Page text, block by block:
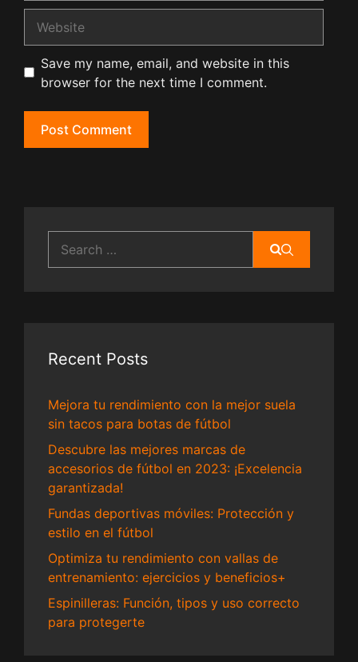
Save my name, email, and website in this
browser for the next time I comment.
for:
Recent Posts
Mejora tu rendimiento con la mejor suela
sin tacos para botas de fútbol
Descubre las mejores marcas de
accesorios de fútbol en 2023: ¡Excelencia
garantizada!
Fundas deportivas móviles: Protección y
estilo en el fútbol
Optimiza tu rendimiento con vallas de
entrenamiento: ejercicios y beneficios+
Espinilleras: Función, tipos y uso correcto
para protegerte